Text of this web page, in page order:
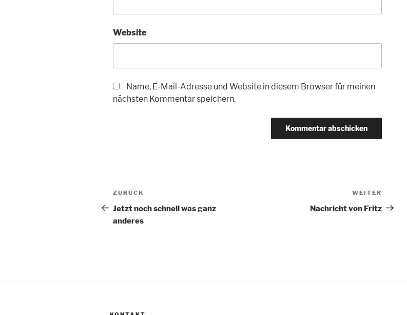
Website
Name, E-Mail-Adresse und Website in diesem Browser für meinen
nächsten Kommentar speichern.
Beitragsnavigation
Vorheriger
Beitrag
ZURÜCK
Jetzt noch schnell was ganz
anderes
Beitrag
WEITER
Nachricht von Fritz